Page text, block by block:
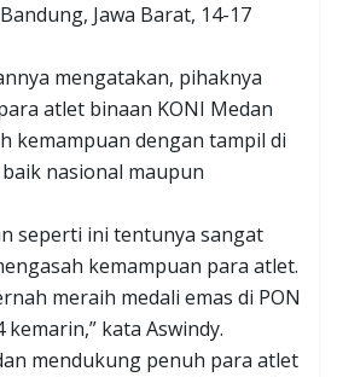
Jawa Barat, 14-17
mengatakan, pihaknya
atlet binaan KONI Medan
kemampuan dengan tampil di
nasional maupun
seperti ini tentunya sangat
kemampuan para atlet.
meraih medali emas di PON
kemarin,” kata Aswindy.
mendukung penuh para atlet